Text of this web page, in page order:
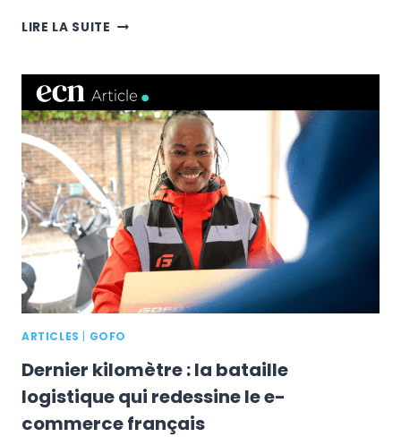
LIRE LA SUITE LANCEMENT
POUR
SIMPLIFIER
LA
GESTION
DE
LA
FACTURATION
DES
ENTREPRISES
ARTICLES GOFO
Dernier kilomètre : la bataille
logistique qui redessine le e-
commerce français